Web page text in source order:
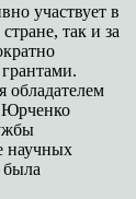
участвует в
так и за
обладателем
научных